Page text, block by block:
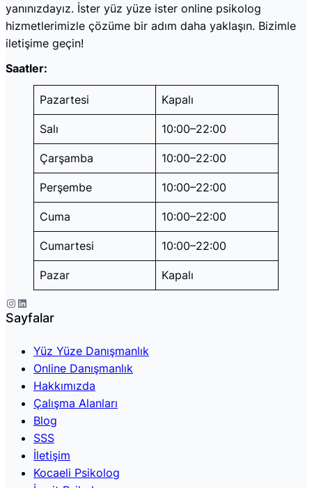
yanınızdayız. İster yüz yüze ister online psikolog
hizmetlerimizle çözüme bir adım daha yaklaşın. Bizimle
iletişime geçin!
Saatler:
Pazartesi Kapalı
Salı 10:00–22:00
Çarşamba 10:00–22:00
Perşembe 10:00–22:00
Cuma 10:00–22:00
Cumartesi 10:00–22:00
Pazar
Kapalı
Instagram LinkedIn
Sayfalar
Yüz Yüze Danışmanlık
Online Danışmanlık
Hakkımızda
Çalışma Alanları
Blog
SSS
İletişim
Kocaeli Psikolog